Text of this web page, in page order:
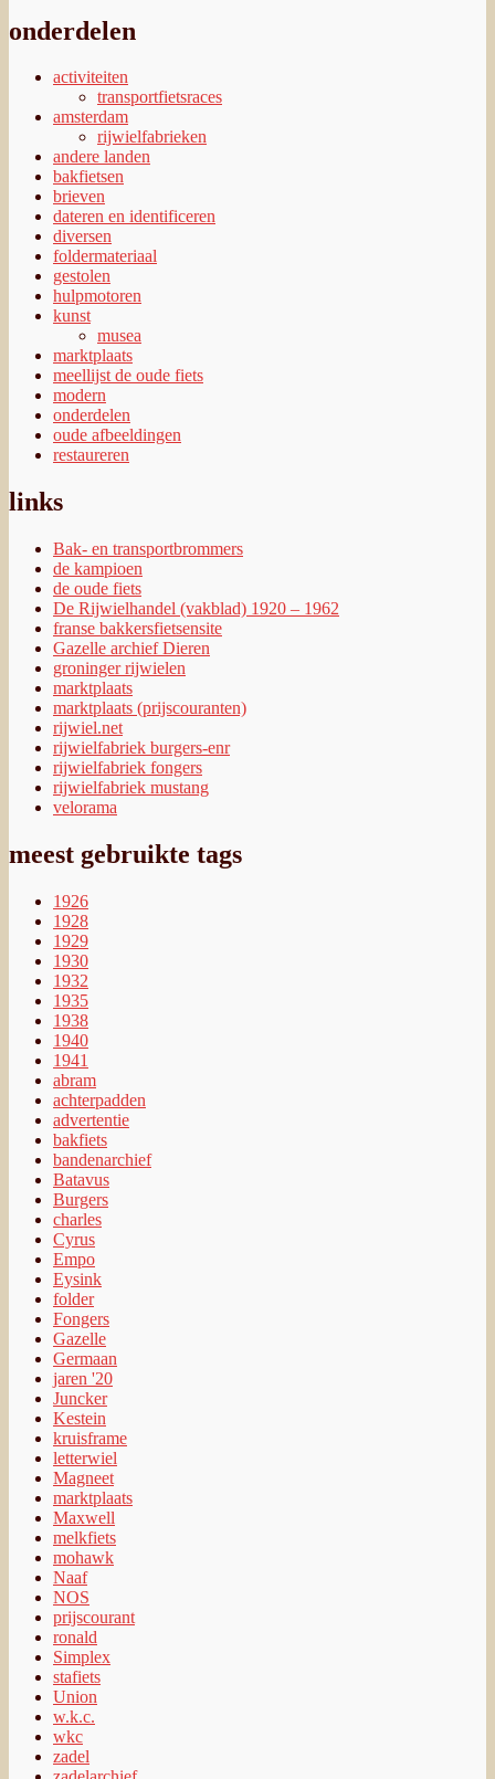
onderdelen
activiteiten
transportfietsraces
amsterdam
rijwielfabrieken
andere landen
bakfietsen
brieven
dateren en identificeren
diversen
foldermateriaal
gestolen
hulpmotoren
kunst
musea
marktplaats
meellijst de oude fiets
modern
onderdelen
oude afbeeldingen
restaureren
links
Bak- en transportbrommers
de kampioen
de oude fiets
De Rijwielhandel (vakblad) 1920 – 1962
franse bakkersfietsensite
Gazelle archief Dieren
groninger rijwielen
marktplaats
marktplaats (prijscouranten)
rijwiel.net
rijwielfabriek burgers-enr
rijwielfabriek fongers
rijwielfabriek mustang
velorama
meest gebruikte tags
1926
1928
1929
1930
1932
1935
1938
1940
1941
abram
achterpadden
advertentie
bakfiets
bandenarchief
Batavus
Burgers
charles
Cyrus
Empo
Eysink
folder
Fongers
Gazelle
Germaan
jaren '20
Juncker
Kestein
kruisframe
letterwiel
Magneet
marktplaats
Maxwell
melkfiets
mohawk
Naaf
NOS
prijscourant
ronald
Simplex
stafiets
Union
w.k.c.
wkc
zadel